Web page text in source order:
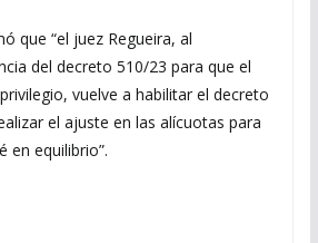
que “el juez Regueira, al
del decreto 510/23 para que el
vuelve a habilitar el decreto
el ajuste en las alícuotas para
en equilibrio”.